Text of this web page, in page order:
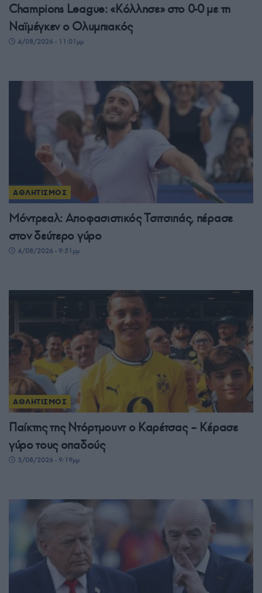
Champions League: «Κόλλησε» στο 0-0 με τη
Ναϊμέγκεν ο Ολυμπιακός
4/08/2026 - 11:01μμ
ΑΘΛΗΤΙΣΜΟΣ
Μόντρεαλ: Αποφασιστικός Τσιτσιπάς, πέρασε
στον δεύτερο γύρο
4/08/2026 - 9:51μμ
ΑΘΛΗΤΙΣΜΟΣ
Παίκτης της Ντόρτμουντ ο Καρέτσας – Κέρασε
γύρο τους οπαδούς
3/08/2026 - 9:19μμ